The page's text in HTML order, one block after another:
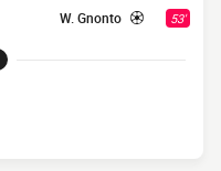
53'
W. Gnonto